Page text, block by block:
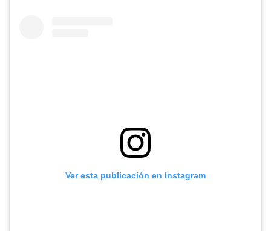
Ver esta publicación en Instagram